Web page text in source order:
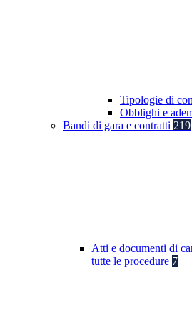
Tipologie di
Obblighi e
Bandi di gara e contratti 219
Atti e documenti di
tutte le procedure 7